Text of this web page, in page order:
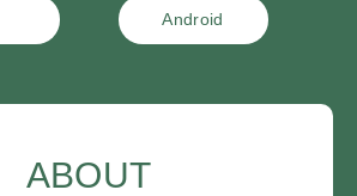
Android
ABOUT